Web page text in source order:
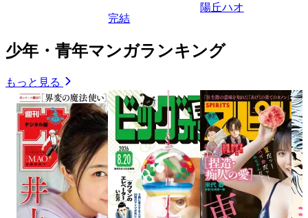
完結
陽丘ハオ
少年・青年マンガランキング
もっと見る